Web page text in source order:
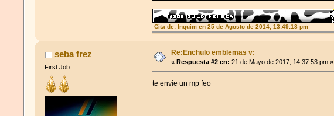
Cita de: Inquim en 25 de Agosto de 2014, 13:49:18 pm
xatiya no existe atontaos
seba frez
First Job
Re:Enchulo emblemas v:
« Respuesta #2 en: 21 de Mayo de 2017, 14:37:53 pm »
te envie un mp feo